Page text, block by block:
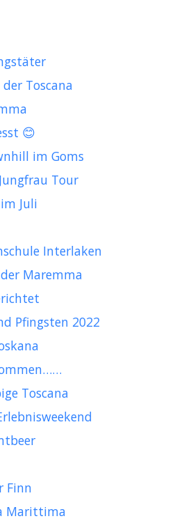
Toscana
😊
im Goms
Tour
Juli
Interlaken
Maremma
Pfingsten 2022
Toscana
Finn
Marittima